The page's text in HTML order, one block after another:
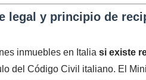
legal y principio de
inmuebles en Italia si existe
del Código Civil italiano. El